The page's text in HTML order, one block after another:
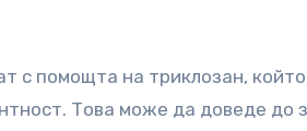
с помощта на триклозан,
Това може да доведе до